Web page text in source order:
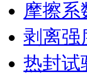
摩擦系
剥离强
热封试